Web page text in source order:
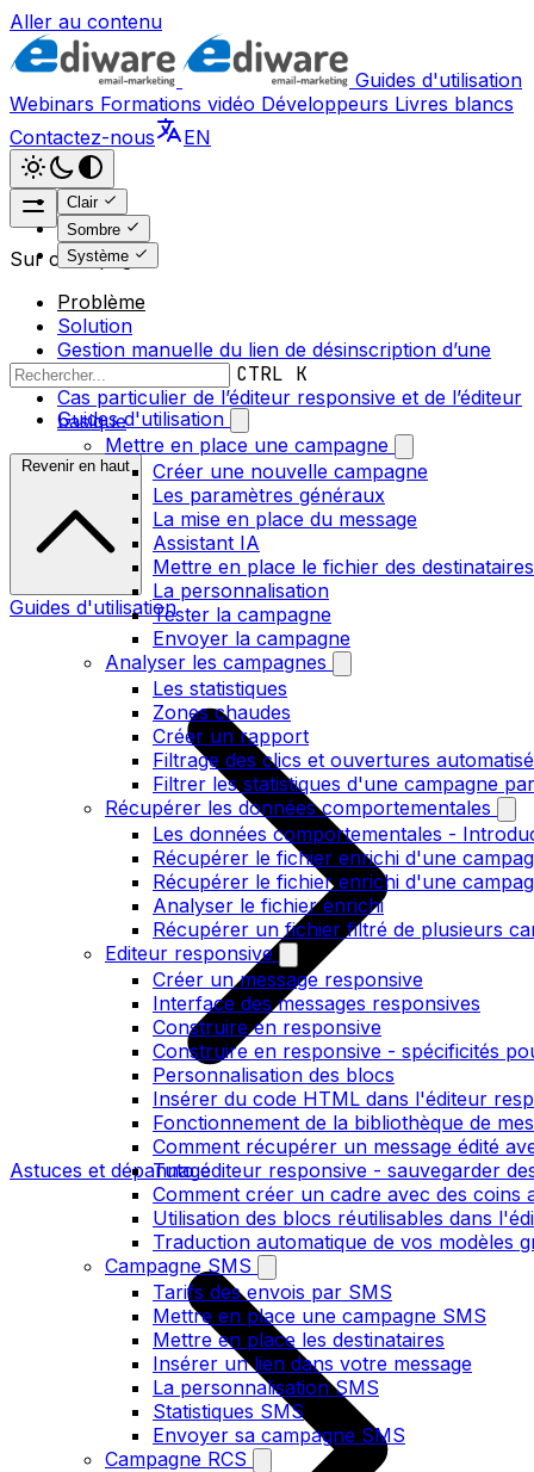
Aller au contenu
Guides d'utilisation
Webinars Formations vidéo Développeurs Livres blancs
Contactez-nous
EN
Clair
Sombre
Système
CTRL K
Guides d'utilisation
Mettre en place une campagne
Créer une nouvelle campagne
Les paramètres généraux
La mise en place du message
Assistant IA
Mettre en place le fichier des destinataires
La personnalisation
Tester la campagne
Envoyer la campagne
Analyser les campagnes
Les statistiques
Zones chaudes
Créer un rapport
Filtrage des clics et ouvertures
Filtrer les statistiques d'une campagne
Récupérer les données comportementales
Les données comportementales -
Récupérer le fichier enrichi d'une
Récupérer le fichier enrichi d'une
Analyser le fichier enrichi
Récupérer un fichier filtré de plusieurs
Editeur responsive
Créer un message responsive
Interface des messages responsives
Construire en responsive
Construire en responsive - spécificités
Personnalisation des blocs
Insérer du code HTML dans l'éditeur
Fonctionnement de la bibliothèque de
Comment récupérer un message édité
Tuto éditeur responsive - sauvegarder
Comment créer un cadre avec des
Utilisation des blocs réutilisables dans
Traduction automatique de vos modèles
Campagne SMS
Tarifs des envois par SMS
Mettre en place une campagne SMS
Mettre en place les destinataires
Insérer un lien dans votre message
La personnalisation SMS
Statistiques SMS
Envoyer sa campagne SMS
Campagne RCS
Sur cette page
Problème
Solution
Gestion manuelle du lien de désinscription d’une
campagne
Cas particulier de l’éditeur responsive et de l’éditeur
basique
Revenir en haut
Guides d'utilisation
Astuces et dépannage